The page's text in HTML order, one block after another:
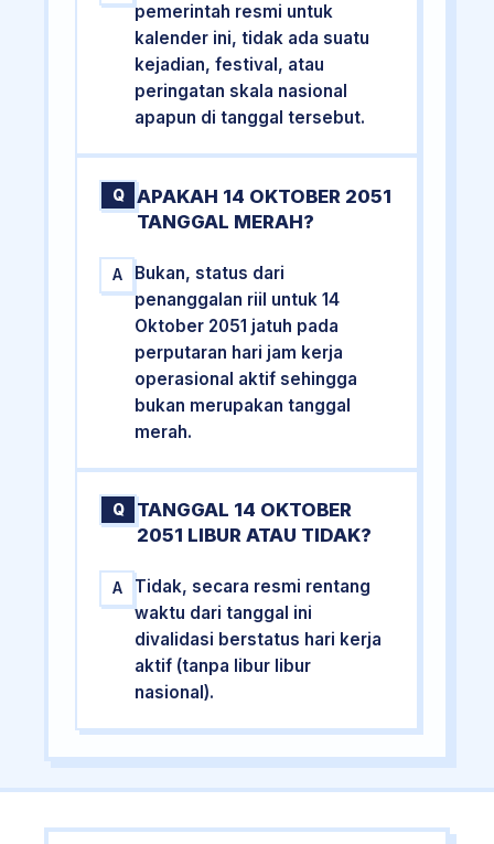
pemerintah resmi untuk
kalender ini, tidak ada suatu
kejadian, festival, atau
peringatan skala nasional
apapun di tanggal tersebut.
Q
APAKAH 14 OKTOBER 2051
TANGGAL MERAH?
A
Bukan, status dari
penanggalan riil untuk 14
Oktober 2051 jatuh pada
perputaran hari jam kerja
operasional aktif sehingga
bukan merupakan tanggal
merah.
Q
TANGGAL 14 OKTOBER
2051 LIBUR ATAU TIDAK?
A
Tidak, secara resmi rentang
waktu dari tanggal ini
divalidasi berstatus hari kerja
aktif (tanpa libur libur
nasional).